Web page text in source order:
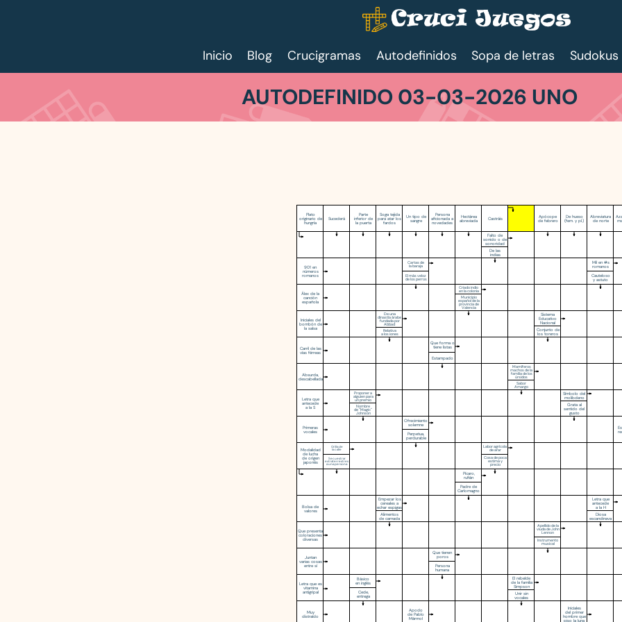
Inicio Blog Crucigramas Autodefinidos Sopa de letras Sudokus
AUTODEFINIDO 03-03-2026 UNO
Plato
originario de
hungría
Sucederá
Parte
inferior de
la puerta
Soga tejida
para atar los
fardos
Un tipo de
sangre
Persona
aficionada a
novedades
Hectárea
abreviada Castráis Apócope
de febrero
De hueso
(fem. y pl.)
Abreviatura
de norte
Falto de
sonido o de
sonoridad
De las
indias
901 en
números
romanos
Cartas de
la baraja
El más veloz
de los perros
Mil en #s
romanos
Cauteloso
y astuto
Álex de la
canción
española
Criado indio
en la colonia
Municipio
español de la
provincia de
Valencia
Iniciales del
bombón de
la salsa
De una
dinastía árabe
fundada por
Abbad
Relativa
a los iones
Sistema
Educativo
Nacional
Conjunto de
los toreros
Carril de las
vías férreas
Que forma o
tiene listas
Estampado
Absurda,
descabellada
Mamíferos
machos de la
familia de los
úrsidos
Sabor
Amargo
Letra que
antecede
a la S
Proponer a
alguien para
un premio
Nombre
de "Magic"
Johnson
Símbolo del
molibdeno
Grata al
sentido del
gusto
Primeras
vocales
Ofrecimiento
solemne
Perpetua,
perdurable
Modalidad
de lucha
de origen
japonés
Orilla de
la calle
Secuestrar
extraterrestres
a una persona
Labor agrícola
de arar
Cosa de poca
estima y
precio
Pícaro,
rufián
Padre de
Carlomagno
Bolsa de
valores
Empezar los
cereales a
echar espigas
Alimentos
de carnada
Letra que
antecede
a la H
Diosa
escandinava
Que presenta
coloraciones
diversas
Apellido de la
viuda de John
Lennon
Instrumento
musical
Juntan
varias cosas
entre sí
Que tienen
poros
Persona
humana
Letra que es
vitamina
antigripal
Básico
en inglés
Cede,
entrega
El rebelde
de la familia
Simpson
Unir sin
vocales
Muy
distraído
Apodo
de Pablo
Mármol
Iniciales
del primer
hombre que
piso la luna